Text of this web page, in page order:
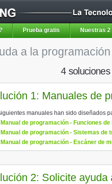
Prueba gratis Nuestras
a la programación
4
1: Manuales de
manuales han sido diseñados
Manual de programación - Funciones
Manual de programación - Sistemas
Manual de programación - Escáner de
2: Solicite ayuda